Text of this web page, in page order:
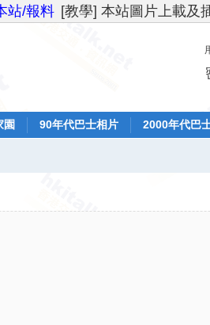
站/報料 [教學] 本站圖片上載及
園 90年代巴士相片 2000年代巴